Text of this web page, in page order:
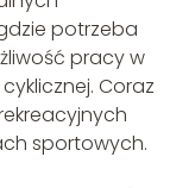
potrzeba
pracy w
Coraz
sportowych.